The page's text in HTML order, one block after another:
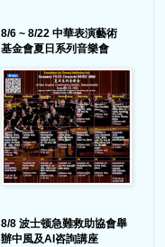
8/6 ~ 8/22 中華表演藝術
基金會夏日系列音樂會
8/8 波士顿急難救助協會舉
辦中風及AI咨詢講座